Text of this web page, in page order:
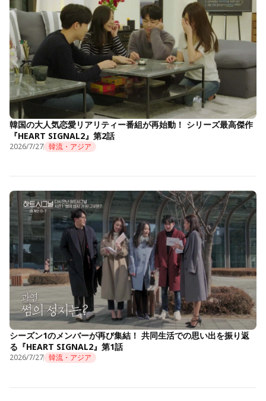
韓国の大人気恋愛リアリティー番組が再始動！ シリーズ最高傑作
『HEART SIGNAL2』第2話
2026/7/27 韓流・アジア
シーズン1のメンバーが再び集結！ 共同生活での思い出を振り返
る『HEART SIGNAL2』第1話
2026/7/27 韓流・アジア